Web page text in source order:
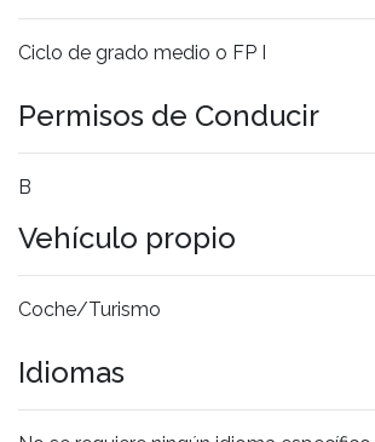
Ciclo de grado medio o FP I
Permisos de Conducir
B
Vehículo propio
Coche/Turismo
Idiomas